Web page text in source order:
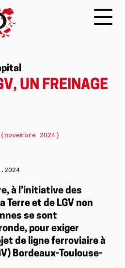
UN FREINAGE
à l’initiative des
Terre et de LGV non
se sont
pour exiger
de ligne ferroviaire à
Bordeaux-Toulouse-
2024)